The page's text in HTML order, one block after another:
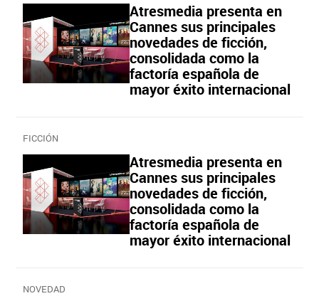
Atresmedia presenta en
Cannes sus principales
novedades de ficción,
consolidada como la
factoría española de
mayor éxito internacional
FICCIÓN
Atresmedia presenta en
Cannes sus principales
novedades de ficción,
consolidada como la
factoría española de
mayor éxito internacional
NOVEDAD